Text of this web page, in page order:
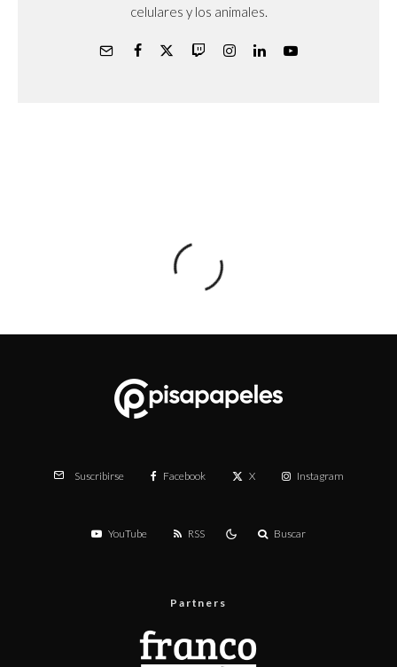
celulares y los animales.
Suscribirse Facebook X Instagram
YouTube RSS Buscar
Partners